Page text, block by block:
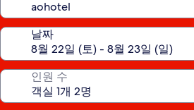
날짜
인원 수